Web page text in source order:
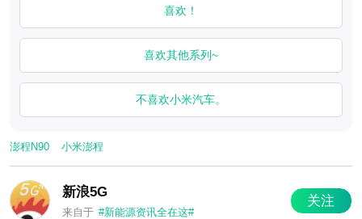
首先是垂向压缩，我们做了三个关键动作：
一是后电驱采用高集成度的同轴布置，电控系统前
置，电驱位置的地板厚度降低了 145mm，第三排地
二是把电池包控制模块从顶部挪到前、后部，地板厚
三是在电池和电驱之间挤下 60L 超大油箱，没有牺牲
续航。
三步做完，后地板厚度仅 298mm，还实现了贯穿乘
喜欢！
喜欢其他系列~
不喜欢小米汽车。
澎程N90 小米澎程
新浪5G
来自于 #新能源资讯全在这#
关注